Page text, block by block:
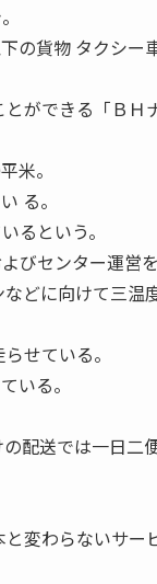
の貨物 タクシー
ができる「ＢＨ
米。
る。
るという。
びセンター運営
どに向けて三温
せている。
いる。
配送では一日二
変わらないサー